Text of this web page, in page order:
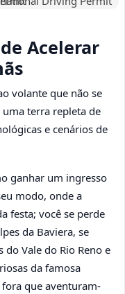
Acelerar
volante que não se
terra repleta de
e cenários de
ganhar um ingresso
modo, onde a
festa; você se perde
da Baviera, se
do Vale do Rio Reno e
da famosa
fora que aventuram-